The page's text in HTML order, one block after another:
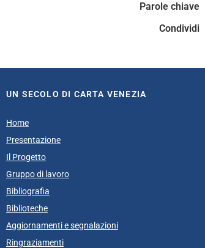
Parole chiave
Condividi
UN SECOLO DI CARTA VENEZIA
Home
Presentazione
Il Progetto
Gruppo di lavoro
Bibliografia
Biblioteche
Aggiornamenti e segnalazioni
Ringraziamenti